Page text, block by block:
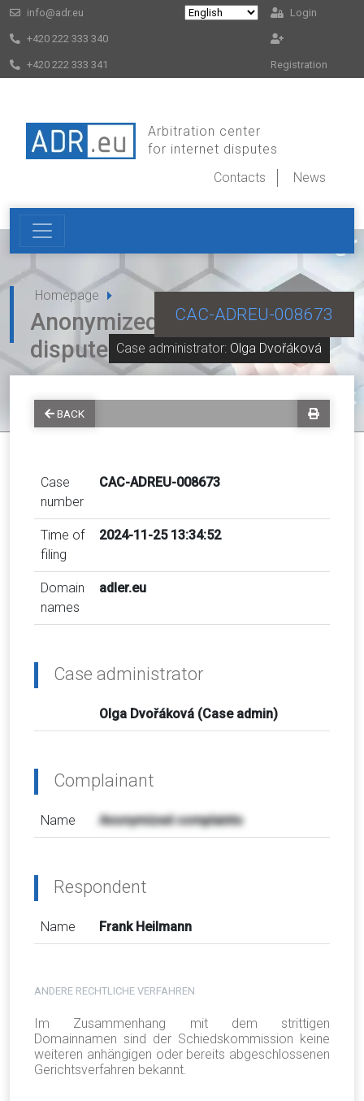
info@adr.eu
+420 222 333 340
+420 222 333 341
Login
Registration
Arbitration center
for internet disputes
Contacts
News
Homepage
Case administrator: Olga Dvořáková
CAC-ADREU-008673
Anonymized decision for
dispute CAC-ADREU-008673
BACK
Case
number
CAC-ADREU-008673
Time of
filing
2024-11-25 13:34:52
Domain
names
adler.eu
Case administrator
Olga Dvořáková (Case admin)
Complainant
Name Anonymized complaints
Respondent
Name Frank Heilmann
ANDERE RECHTLICHE VERFAHREN
Im Zusammenhang mit dem strittigen
Domainnamen sind der Schiedskommission keine
weiteren anhängigen oder bereits abgeschlossenen
Gerichtsverfahren bekannt.